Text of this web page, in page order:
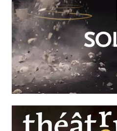
JUILLET-SEPTEMBRE 2026
N°260
Nos solitudes